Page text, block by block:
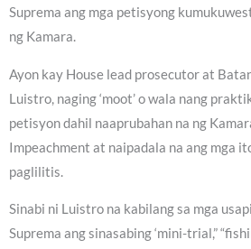
Suprema ang mga petisyong
ng Kamara.
Ayon kay House lead prosecutor at
Luistro, naging ‘moot’ o wala nang
petisyon dahil naaprubahan na ng
Impeachment at naipadala na ang mga
paglilitis.
Sinabi ni Luistro na kabilang sa mga
Suprema ang sinasabing ‘mini-trial,”